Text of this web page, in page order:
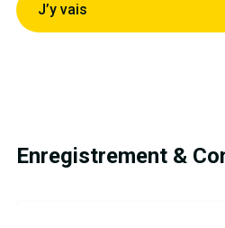
J’y vais
Enregistrement &